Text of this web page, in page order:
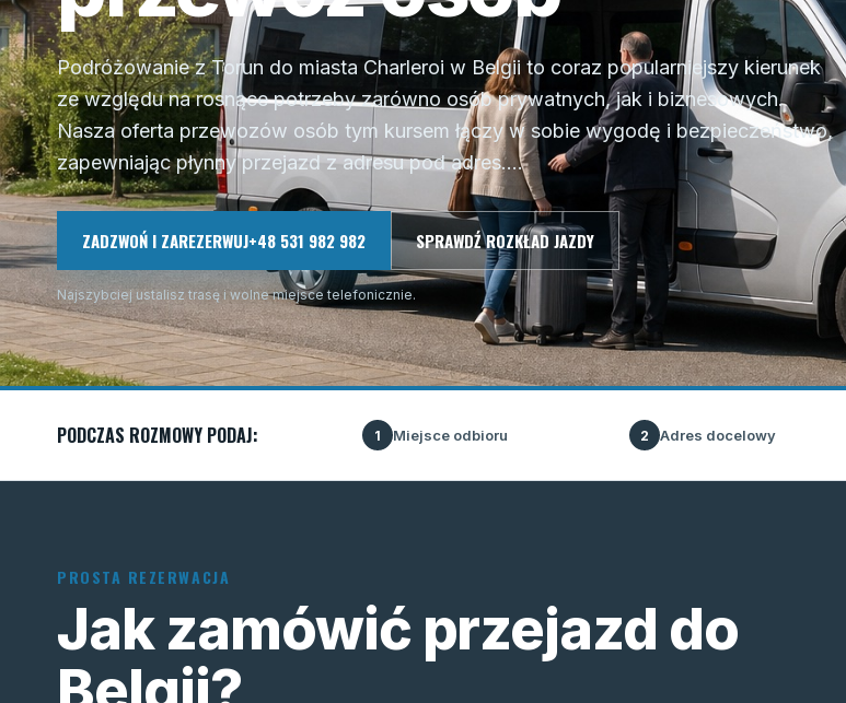
Podróżowanie z Torun do miasta Charleroi w Belgii to coraz popularniejszy kierunek
ze względu na rosnące potrzeby zarówno osób prywatnych, jak i biznesowych.
Nasza oferta przewozów osób tym kursem łączy w sobie wygodę i bezpieczeństwo,
zapewniając płynny przejazd z adresu pod adres....
ZADZWOŃ I ZAREZERWUJ+48 531 982 982 SPRAWDŹ ROZKŁAD JAZDY
Najszybciej ustalisz trasę i wolne miejsce telefonicznie.
PODCZAS ROZMOWY PODAJ: 1 Miejsce odbioru 2 Adres docelowy
PROSTA REZERWACJA
Jak zamówić przejazd do